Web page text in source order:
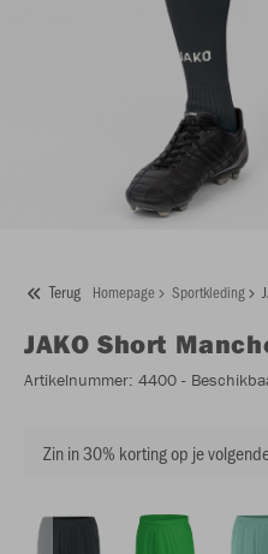
Terug Homepage Sportkleding
JAKO Short
Artikelnummer: 4400 -
Zin in 30% korting op je